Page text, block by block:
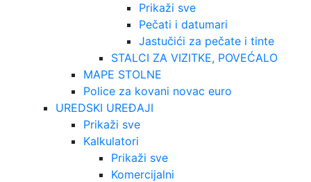
Prikaži sve
Pečati i datumari
Jastučići za pečate i tinte
STALCI ZA VIZITKE, POVEĆALO
MAPE STOLNE
Police za kovani novac euro
UREDSKI UREĐAJI
Prikaži sve
Kalkulatori
Prikaži sve
Komercijalni